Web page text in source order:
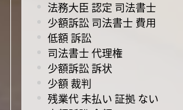
法務大臣 認定 司法書士
少額訴訟 司法書士 費用
低額 訴訟
司法書士 代理権
少額訴訟 訴状
少額 裁判
残業代 未払い 証拠 ない